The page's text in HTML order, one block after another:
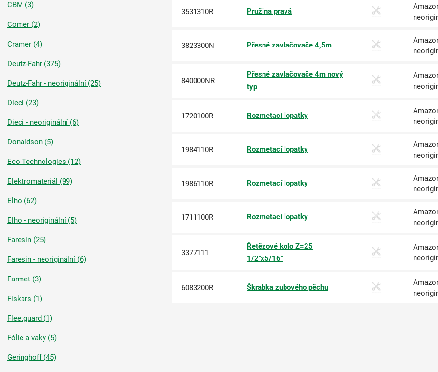
CBM (3)
Comer (2)
Cramer (4)
Deutz-Fahr (375)
Deutz-Fahr - neoriginální (25)
Dieci (23)
Dieci - neoriginální (6)
Donaldson (5)
Eco Technologies (12)
Elektromateriál (99)
Elho (62)
Elho - neoriginální (5)
Faresin (25)
Faresin - neoriginální (6)
Farmet (3)
Fiskars (1)
Fleetguard (1)
Fólie a vaky (5)
Geringhoff (45)
3531310R Pružina pravá
3823300N Přesné zavlačovače 4,5m
840000NR
Přesné zavlačovače 4m nový
typ
1720100R Rozmetací lopatky
1984110R Rozmetací lopatky
1986110R Rozmetací lopatky
1711100R Rozmetací lopatky
3377111
Řetězové kolo Z=25
1/2''x5/16''
6083200R Škrabka zubového pěchu